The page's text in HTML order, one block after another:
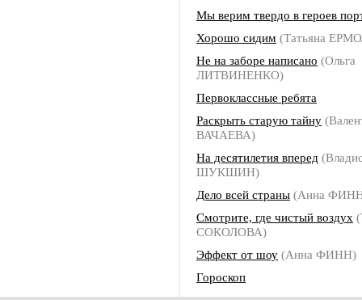
Мы верим твердо в героев
Хорошо сидим (Татьяна
Не на заборе написано (Ольга
ЛИТВИНЕНКО)
Первоклассные ребята
Раскрыть старую тайну
ВАЧАЕВА)
На десятилетия вперед
ШУКШИН)
Дело всей страны (Анна
Смотрите, где чистый воздух
СОКОЛОВА)
Эффект от шоу (Анна ФИНН)
Гороскоп